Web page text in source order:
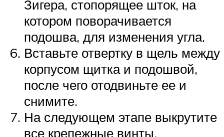
Зигера, стопорящее шток, на
котором поворачивается
подошва, для изменения угла.
Вставьте отвертку в щель между
корпусом щитка и подошвой,
после чего отодвиньте ее и
снимите.
На следующем этапе выкрутите
все крепежные винты,